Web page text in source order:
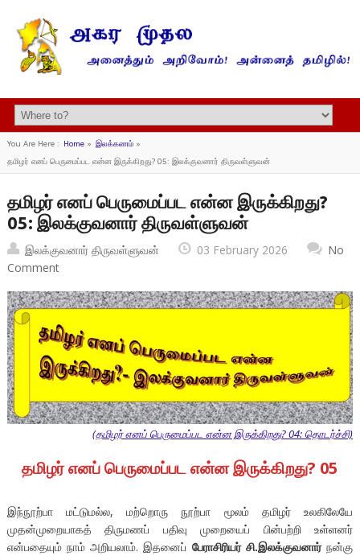
You Are Here : Home» இலக்கணம்»
தமிழர் எனப் பெருமைப்பட என்ன இருக்கிறது? 05: இலக்குவனார் திருவள்ளுவன்
தமிழர் எனப் பெருமைப்பட என்ன இருக்கிறது?
05: இலக்குவனார் திருவள்ளுவன்
இலக்குவனார் திருவள்ளுவன் 03 February 2026
No
Comment
(தமிழர் எனப் பெருமைப்பட என்ன இருக்கிறது? 04: தொடர்ச்சி)
தமிழர் எனப் பெருமைப்பட என்ன இருக்கிறது? 05
இந்நூற்பா மட்டுமல்ல, மற்றொரு நூற்பா மூலம் தமிழர் உலகிலேயே
முதன்முறையாகத் திருமணப் பதிவு முறையைப் பின்பற்றி உள்ளனர்
என்பதையும் நாம் அறியலாம். இதனைப் பேராசிரியர் சி.இலக்குவனார்நன்கு